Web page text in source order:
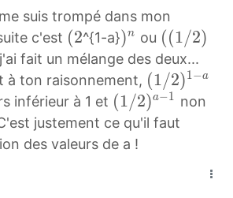
2
^
{
1
-
a
}
(
1
/
2
^
{
1
-
suis trompé dans mon
c'est (
2
(
2
(2^{1-a})
n
)
^
n
)n ou (
(
1
/
2
((1/2)
fait un mélange des deux...
à ton raisonnement, (
1
/
(1/2)1−a
inférieur à 1 et (
1
/
(1/2)a−1 non
justement ce qu'il faut
des valeurs de a !